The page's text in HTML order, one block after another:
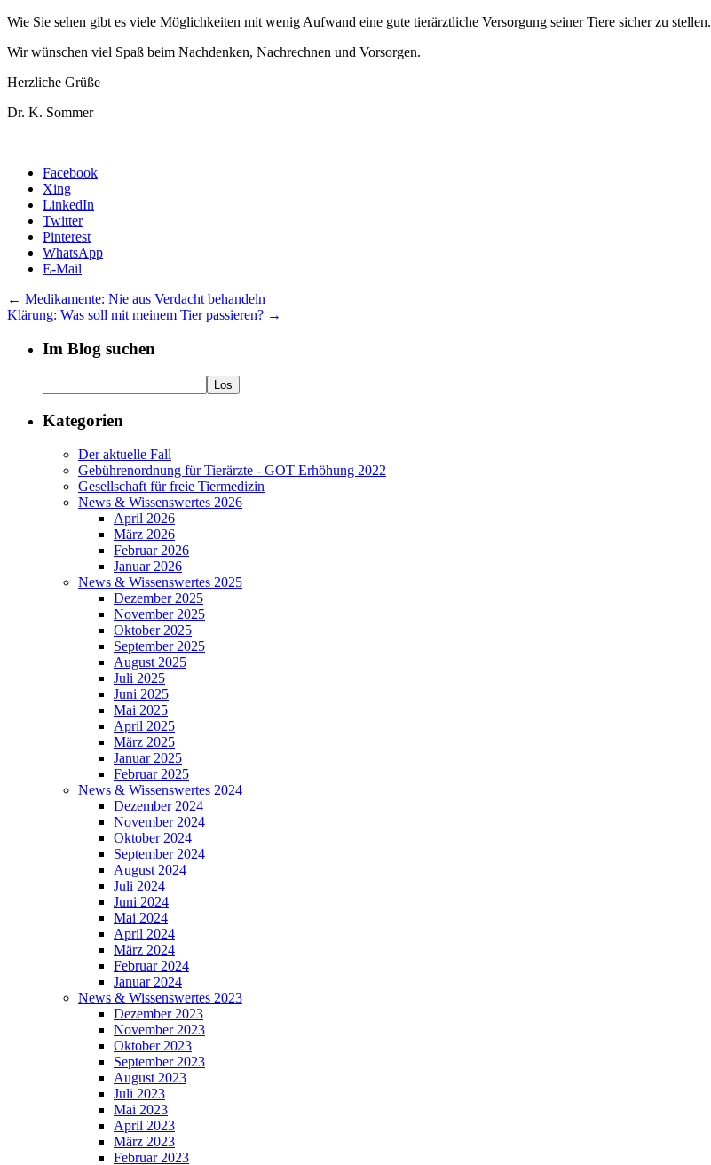
Wie Sie sehen gibt es viele Möglichkeiten mit wenig Aufwand eine gute tierärztliche Versorgung seiner Tiere sicher zu stellen.
Wir wünschen viel Spaß beim Nachdenken, Nachrechnen und Vorsorgen.
Herzliche Grüße
Dr. K. Sommer
Facebook
Xing
LinkedIn
Twitter
Pinterest
WhatsApp
E-Mail
← Medikamente: Nie aus Verdacht behandeln
Klärung: Was soll mit meinem Tier passieren? →
Im Blog suchen
Kategorien
Der aktuelle Fall
Gebührenordnung für Tierärzte - GOT Erhöhung 2022
Gesellschaft für freie Tiermedizin
News & Wissenswertes 2026
April 2026
März 2026
Februar 2026
Januar 2026
News & Wissenswertes 2025
Dezember 2025
November 2025
Oktober 2025
September 2025
August 2025
Juli 2025
Juni 2025
Mai 2025
April 2025
März 2025
Januar 2025
Februar 2025
News & Wissenswertes 2024
Dezember 2024
November 2024
Oktober 2024
September 2024
August 2024
Juli 2024
Juni 2024
Mai 2024
April 2024
März 2024
Februar 2024
Januar 2024
News & Wissenswertes 2023
Dezember 2023
November 2023
Oktober 2023
September 2023
August 2023
Juli 2023
Mai 2023
April 2023
März 2023
Februar 2023